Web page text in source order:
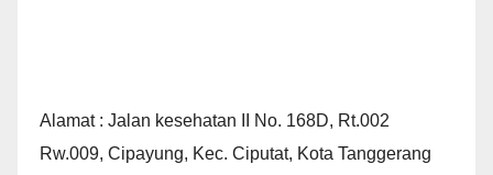
Alamat : Jalan kesehatan II No. 168D, Rt.002
Rw.009, Cipayung, Kec. Ciputat, Kota Tanggerang